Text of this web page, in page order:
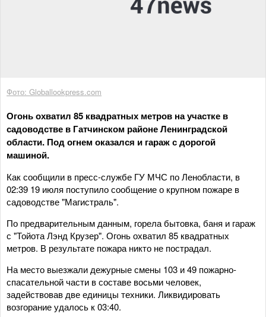
Фото: Globallookpress.com
Огонь охватил 85 квадратных метров на участке в
садоводстве в Гатчинском районе Ленинградской
области. Под огнем оказался и гараж с дорогой
машиной.
Как сообщили в пресс-службе ГУ МЧС по Ленобласти, в
02:39 19 июля поступило сообщение о крупном пожаре в
садоводстве "Магистраль".
По предварительным данным, горела бытовка, баня и гараж
с "Тойота Лэнд Крузер". Огонь охватил 85 квадратных
метров. В результате пожара никто не пострадал.
На место выезжали дежурные смены 103 и 49 пожарно-
спасательной части в составе восьми человек,
задействовав две единицы техники. Ликвидировать
возгорание удалось к 03:40.